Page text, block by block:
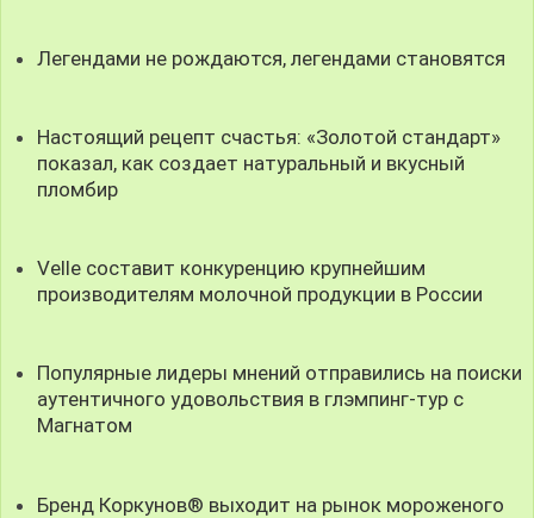
Легендами не рождаются, легендами становятся
Настоящий рецепт счастья: «Золотой стандарт»
показал, как создает натуральный и вкусный
пломбир
Velle составит конкуренцию крупнейшим
производителям молочной продукции в России
Популярные лидеры мнений отправились на поиски
аутентичного удовольствия в глэмпинг-тур с
Магнатом
Бренд Коркунов® выходит на рынок мороженого